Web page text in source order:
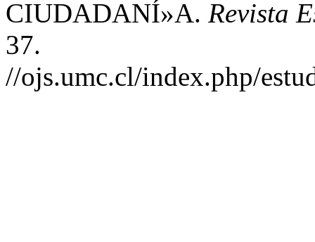
CIUDADANÍ»A. Revista
37.
//ojs.umc.cl/index.php/